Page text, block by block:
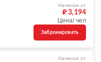
Начиная от
₽ 3,194
Цена/ чел
Забронировать
Начиная от